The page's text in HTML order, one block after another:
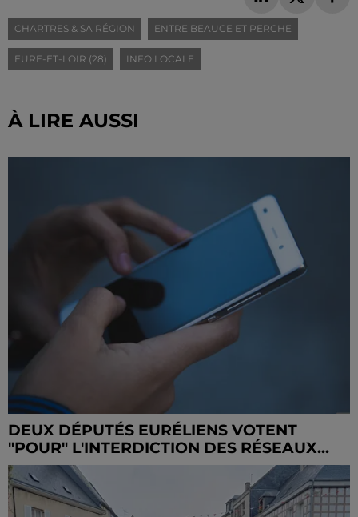
CHARTRES & SA RÉGION ENTRE BEAUCE ET PERCHE
EURE-ET-LOIR (28) INFO LOCALE
À LIRE AUSSI
DEUX DÉPUTÉS EURÉLIENS VOTENT
"POUR" L'INTERDICTION DES RÉSEAUX...